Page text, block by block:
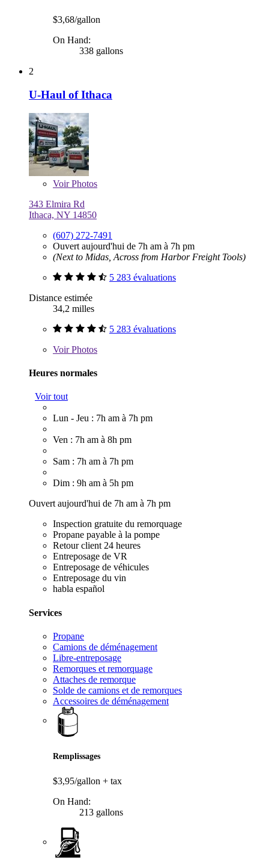
$3,68/gallon
On Hand:
338 gallons
2
U-Haul of Ithaca
VoirPhotos
343 Elmira Rd
Ithaca, NY 14850
(607) 272-7491
Ouvert aujourd'hui de 7h am à 7h pm
(Next to Midas, Across from Harbor Freight Tools)
5 283 évaluations
Distance estimée
34,2 milles
5 283 évaluations
VoirPhotos
Heures normales
Voir tout
Lun - Jeu : 7h am à 7h pm
Ven : 7h am à 8h pm
Sam : 7h am à 7h pm
Dim : 9h am à 5h pm
Ouvert aujourd'hui de 7h am à 7h pm
Inspection gratuite du remorquage
Propane payable à la pompe
Retour client 24 heures
Entreposage de VR
Entreposage de véhicules
Entreposage du vin
habla español
Services
Propane
Camions de déménagement
Libre-entreposage
Remorques et remorquage
Attaches de remorque
Solde de camions et de remorques
Accessoires de déménagement
Remplissages
$3,95/gallon + tax
On Hand:
213 gallons